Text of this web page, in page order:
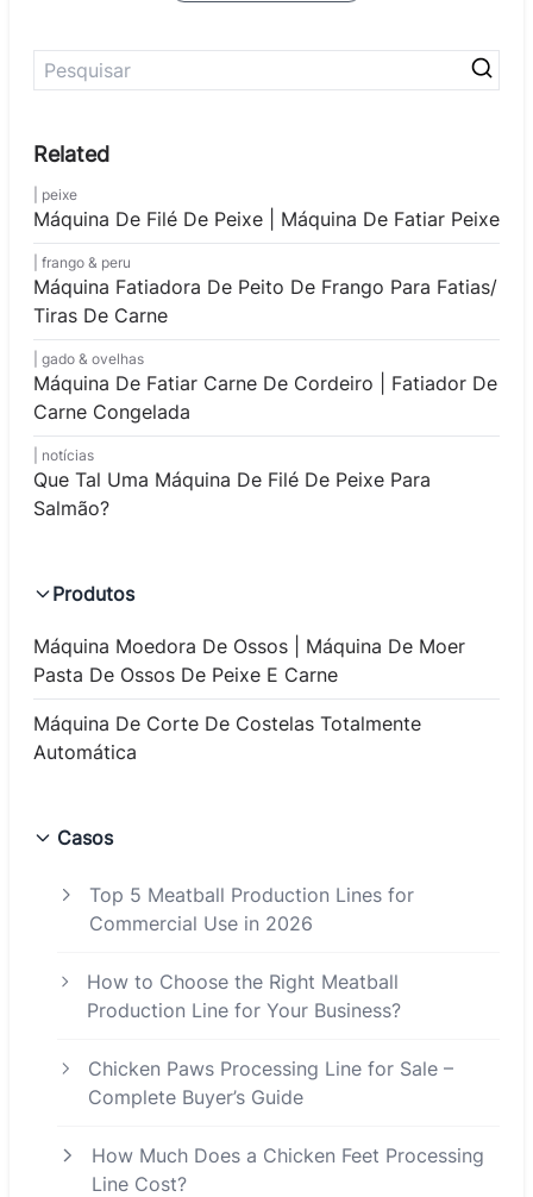
peixe
Máquina De Filé De Peixe | Máquina De Fatiar Peixe
frango & peru
Máquina Fatiadora De Peito De Frango Para Fatias/
Tiras De Carne
gado & ovelhas
Máquina De Fatiar Carne De Cordeiro | Fatiador De
Carne Congelada
notícias
Que Tal Uma Máquina De Filé De Peixe Para
Salmão?
Produtos
Máquina Moedora De Ossos | Máquina De Moer
Pasta De Ossos De Peixe E Carne
Máquina De Corte De Costelas Totalmente
Automática
Casos
Top 5 Meatball Production Lines for
Commercial Use in 2026
How to Choose the Right Meatball
Production Line for Your Business?
Chicken Paws Processing Line for Sale –
Complete Buyer’s Guide
How Much Does a Chicken Feet Processing
Line Cost?